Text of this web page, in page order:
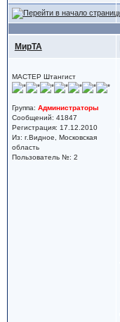
МирТА
МАСТЕР Штангист
Группа: Администраторы
Сообщений: 41847
Регистрация: 17.12.2010
Из: г.Видное, Московская
область
Пользователь №: 2